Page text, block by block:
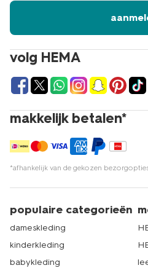
volg HEMA
makkelijk betalen*
*afhankelijk van de gekozen
populaire categorieën
dameskleding
kinderkleding
babykleding